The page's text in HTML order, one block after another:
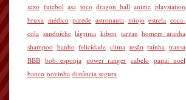
sexo futebol asa toco dragon ball anime playstation
bruxa médico parede astronauta miojo estrela coca-
cola sanduíche lágrima kibon tarzan homem aranha
shampoo banho felicidade clima tesão rainha transa
BBB bob esponja power ranger cabelo papai noel
banco novinha distância segura